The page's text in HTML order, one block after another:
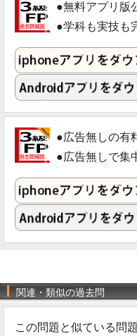
●無料アプリ版
●学科も実技も
●広告無しの有
●広告無しで集
関連・類似の過去問
この問題と似ている問